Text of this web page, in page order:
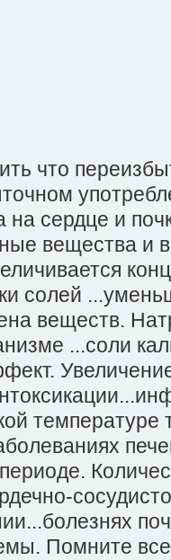
что
на сердце и
вещества и
солей
веществ.
...соли
температуре
Помните